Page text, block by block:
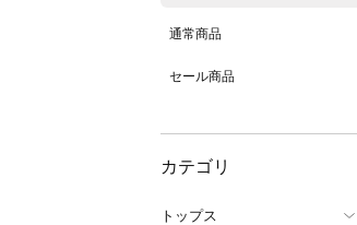
通常商品
セール商品
カテゴリ
トップス